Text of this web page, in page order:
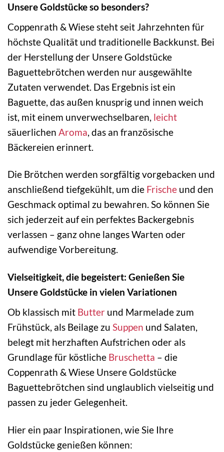
Unsere Goldstücke so besonders?
Coppenrath & Wiese steht seit Jahrzehnten für
höchste Qualität und traditionelle Backkunst. Bei
der Herstellung der Unsere Goldstücke
Baguettebrötchen werden nur ausgewählte
Zutaten verwendet. Das Ergebnis ist ein
Baguette, das außen knusprig und innen weich
ist, mit einem unverwechselbaren, leicht
säuerlichen Aroma , das an französische
Bäckereien erinnert.
Die Brötchen werden sorgfältig vorgebacken und
anschließend tiefgekühlt, um die Frische und den
Geschmack optimal zu bewahren. So können Sie
sich jederzeit auf ein perfektes Backergebnis
verlassen – ganz ohne langes Warten oder
aufwendige Vorbereitung.
Vielseitigkeit, die begeistert: Genießen Sie
Unsere Goldstücke in vielen Variationen
Ob klassisch mit Butter und Marmelade zum
Frühstück, als Beilage zu Suppen und Salaten,
belegt mit herzhaften Aufstrichen oder als
Grundlage für köstliche Bruschetta – die
Coppenrath & Wiese Unsere Goldstücke
Baguettebrötchen sind unglaublich vielseitig und
passen zu jeder Gelegenheit.
Hier ein paar Inspirationen, wie Sie Ihre
Goldstücke genießen können: